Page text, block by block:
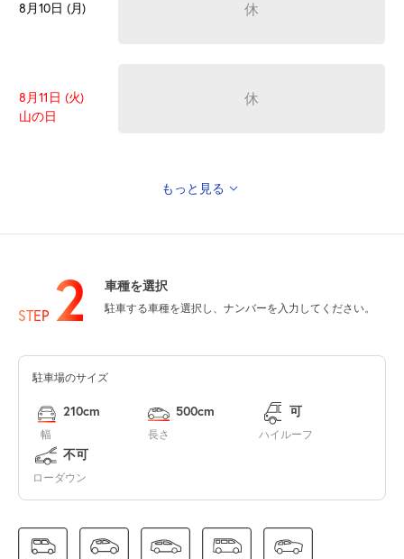
8月10日 (月) 休
8月11日 (火)
山の日
休
8月13日 (木) ¥1,120
8月14日 (金) ¥1,120
空き1
もっと見る
STEP 2 車種を選択
駐車する車種を選択し、ナンバーを入力してください。
駐車場のサイズ
幅
210cm
長さ
500cm
ハイルーフ
可
ローダウン
不可